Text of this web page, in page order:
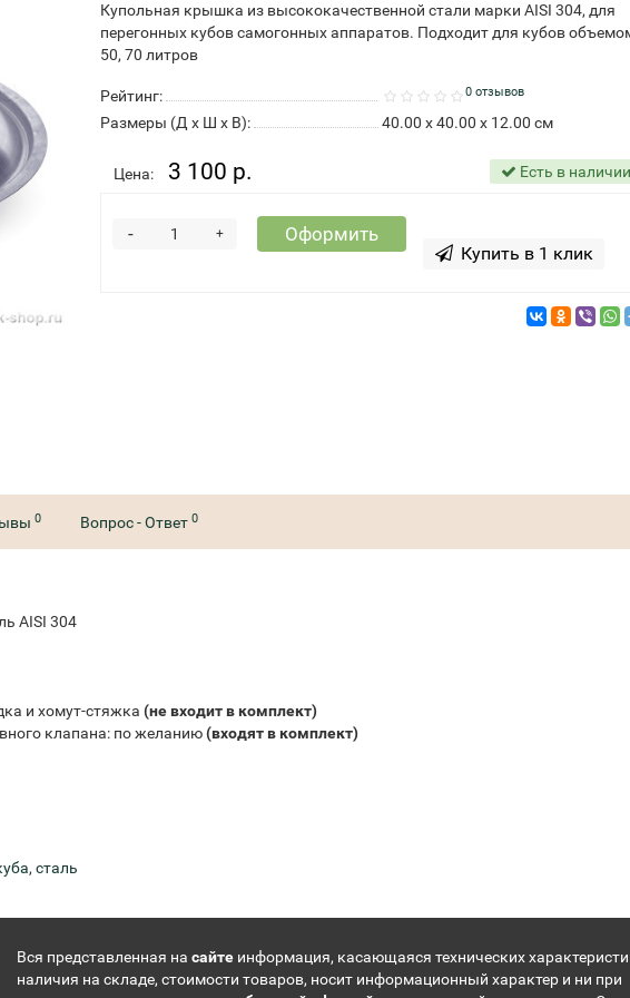
Купольная крышка из высококачественной стали марки AISI 304, для
перегонных кубов самогонных аппаратов. Подходит для кубов
50, 70 литров
Рейтинг: 0 отзывов
Размеры (Д x Ш x В): 40.00 x 40.00 x 12.00 см
Цена: 3 100 р. Есть в наличии
+
- Оформить
Купить в 1 клик
0 Вопрос - Ответ0
AISI 304
и хомут-стяжка (не входит в комплект)
клапана: по желанию(входят в комплект)
,сталь
Вся представленная на сайтеинформация, касающаяся технических
наличия на складе, стоимости товаров, носит информационный характер и ни при